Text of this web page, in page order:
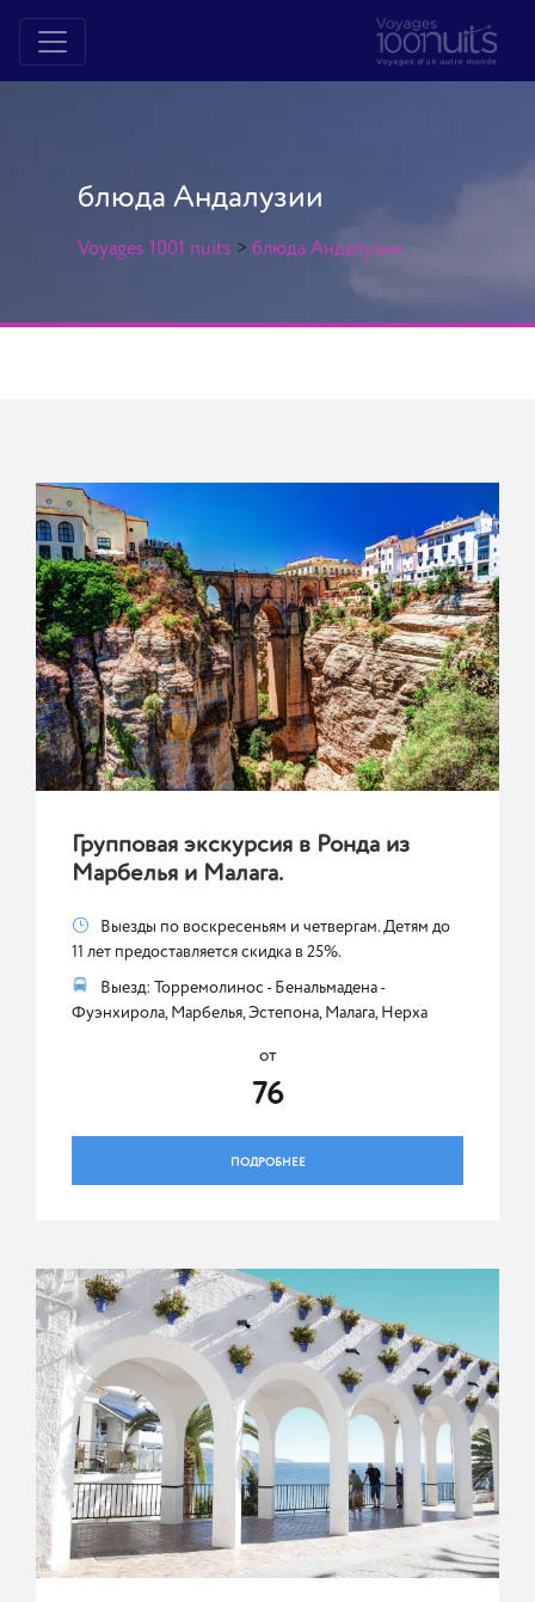
блюда Андалузии
Voyages 1001 nuits > блюда Андалузии
Групповая экскурсия в Ронда из
Марбелья и Малага.
Выезды по воскресеньям и четвергам. Детям до
11 лет предоставляется скидка в 25%.
Выезд: Торремолинос - Бенальмадена -
Фуэнхирола, Марбелья, Эстепона, Малага, Нерха
от
76
ПОДРОБНЕЕ